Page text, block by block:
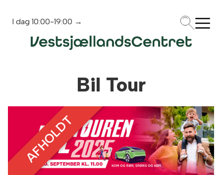
I dag 10:00-19:00 →
Bil Tour
AFHOLDT